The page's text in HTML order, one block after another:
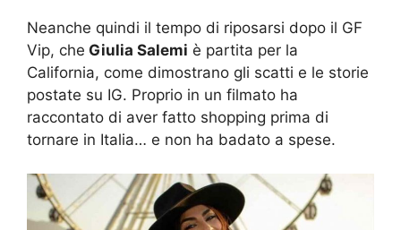
Neanche quindi il tempo di riposarsi dopo il GF
Vip, che Giulia Salemi è partita per la
California, come dimostrano gli scatti e le storie
postate su IG. Proprio in un filmato ha
raccontato di aver fatto shopping prima di
tornare in Italia… e non ha badato a spese.